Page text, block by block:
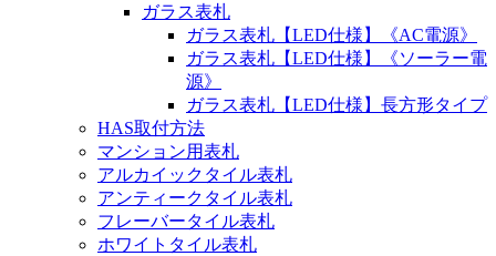
ガラス表札
ガラス表札【LED仕様】《AC電源》
ガラス表札【LED仕様】《ソーラー電
源》
ガラス表札【LED仕様】長方形タイプ
HAS取付方法
マンション用表札
アルカイックタイル表札
アンティークタイル表札
フレーバータイル表札
ホワイトタイル表札